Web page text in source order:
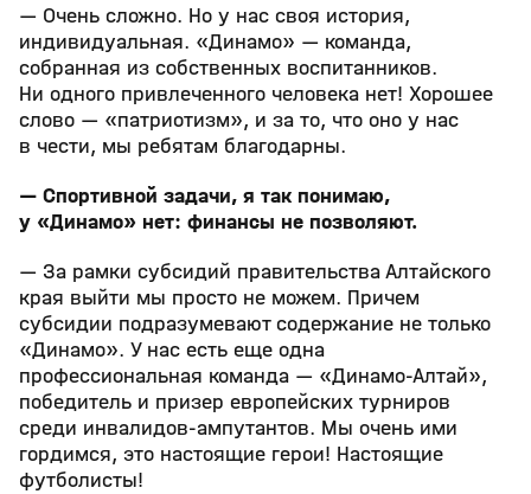
— Очень сложно. Но у нас своя история,
индивидуальная. «Динамо» — команда,
собранная из собственных воспитанников.
Ни одного привлеченного человека нет! Хорошее
слово — «патриотизм», и за то, что оно у нас
в чести, мы ребятам благодарны.
— Спортивной задачи, я так понимаю,
у «Динамо» нет: финансы не позволяют.
— За рамки субсидий правительства Алтайского
края выйти мы просто не можем. Причем
субсидии подразумевают содержание не только
«Динамо». У нас есть еще одна
профессиональная команда — «Динамо-Алтай»,
победитель и призер европейских турниров
среди инвалидов-ампутантов. Мы очень ими
гордимся, это настоящие герои! Настоящие
футболисты!